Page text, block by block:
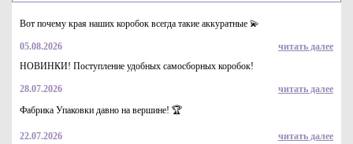
Лента атласная 25мм*1метр (26 (8243)) красного цвета
7 Купить
Вот почему края наших коробок всегда такие аккуратные 💫
05.08.2026
читать далее
НОВИНКИ! Поступление удобных самосборных коробок!
28.07.2026
читать далее
Фабрика Упаковки давно на вершине! 🏆
22.07.2026
читать далее